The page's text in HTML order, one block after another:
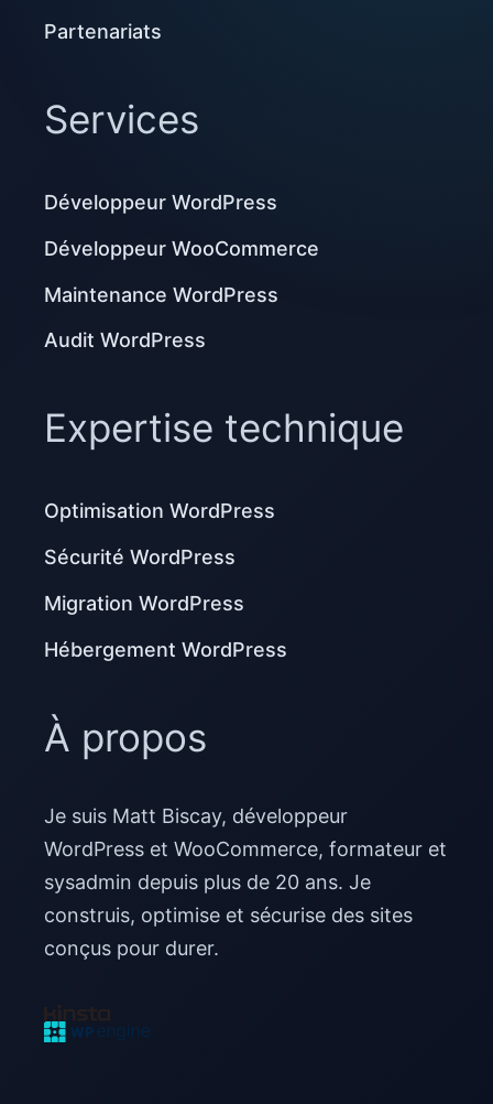
Partenariats
Services
Développeur WordPress
Développeur WooCommerce
Maintenance WordPress
Audit WordPress
Expertise technique
Optimisation WordPress
Sécurité WordPress
Migration WordPress
Hébergement WordPress
À propos
Je suis Matt Biscay, développeur
WordPress et WooCommerce, formateur et
sysadmin depuis plus de 20 ans. Je
construis, optimise et sécurise des sites
conçus pour durer.